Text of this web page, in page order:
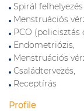
Spirál
Menstruációs
PCO
Endometriózis,
Menstruációs
Családtervezés,
Receptírás
Profile